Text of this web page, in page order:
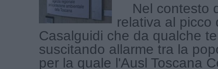
Nel contesto
relativa al picco
Casalguidi che da qualche
suscitando allarme tra la
per la quale l'Ausl Toscana